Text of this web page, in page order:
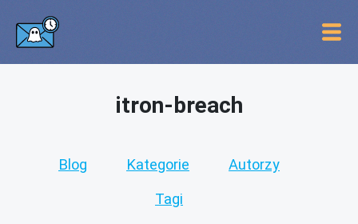
itron-breach
Blog Kategorie Autorzy
Tagi